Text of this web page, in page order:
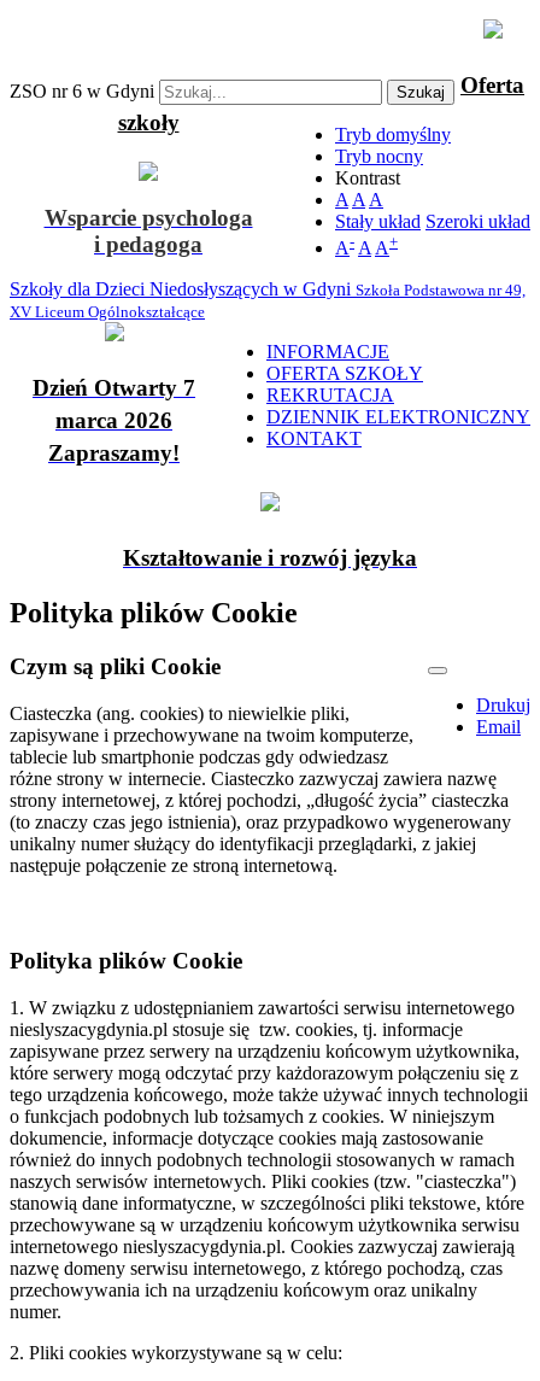
ZSO nr 6 w Gdyni Szukaj
Tryb domyślny
Tryb nocny
Kontrast
A A A
Stały układ Szeroki układ
A- A A+
Szkoły dla Dzieci Niedosłyszących w Gdyni Szkoła Podstawowa nr 49,
XV Liceum Ogólnokształcące
INFORMACJE
OFERTA SZKOŁY
REKRUTACJA
DZIENNIK ELEKTRONICZNY
KONTAKT
Oferta
szkoły
Wsparcie psychologa
i pedagoga
Dzień Otwarty 7
marca 2026
Zapraszamy!
Kształtowanie i rozwój języka
Polityka plików Cookie
Drukuj
Email
Czym są pliki Cookie
Ciasteczka (ang. cookies) to niewielkie pliki,
zapisywane i przechowywane na twoim komputerze,
tablecie lub smartphonie podczas gdy odwiedzasz
różne strony w internecie. Ciasteczko zazwyczaj zawiera nazwę
strony internetowej, z której pochodzi, „długość życia” ciasteczka
(to znaczy czas jego istnienia), oraz przypadkowo wygenerowany
unikalny numer służący do identyfikacji przeglądarki, z jakiej
następuje połączenie ze stroną internetową.
Polityka plików Cookie
1. W związku z udostępnianiem zawartości serwisu internetowego
nieslyszacygdynia.pl stosuje się tzw. cookies, tj. informacje
zapisywane przez serwery na urządzeniu końcowym użytkownika,
które serwery mogą odczytać przy każdorazowym połączeniu się z
tego urządzenia końcowego, może także używać innych technologii
o funkcjach podobnych lub tożsamych z cookies. W niniejszym
dokumencie, informacje dotyczące cookies mają zastosowanie
również do innych podobnych technologii stosowanych w ramach
naszych serwisów internetowych. Pliki cookies (tzw. "ciasteczka")
stanowią dane informatyczne, w szczególności pliki tekstowe, które
przechowywane są w urządzeniu końcowym użytkownika serwisu
internetowego nieslyszacygdynia.pl. Cookies zazwyczaj zawierają
nazwę domeny serwisu internetowego, z którego pochodzą, czas
przechowywania ich na urządzeniu końcowym oraz unikalny
numer.
2. Pliki cookies wykorzystywane są w celu: